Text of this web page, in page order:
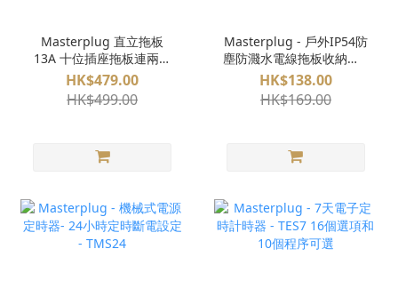
Masterplug 直立拖板
13A 十位插座拖板連兩位
USB充電
SRGTOWSU103PB
HK$479.00
HK$499.00
Masterplug - 戶外IP54防
塵防濺水電線拖板收納盒 -
WBX-MP
HK$138.00
HK$169.00